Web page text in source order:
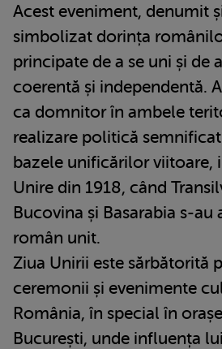
Acest eveniment, denumit
simbolizat dorința
principate de a se uni și de
coerentă și independentă.
ca domnitor în ambele
realizare politică
bazele unificărilor viitoare,
Unire din 1918, când
Bucovina și Basarabia s-
român unit.
Ziua Unirii este sărbătorită
ceremonii și evenimente
România, în special în
București, unde influența